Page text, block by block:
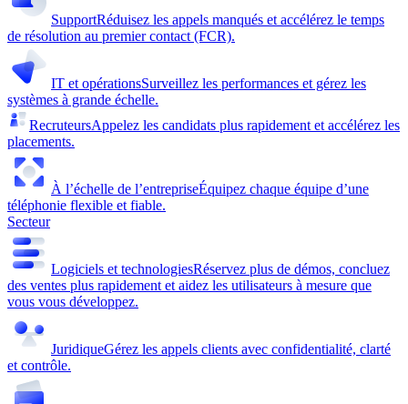
SupportRéduisez les appels manqués et accélérez le temps
de résolution au premier contact (FCR).
IT et opérationsSurveillez les performances et gérez les
systèmes à grande échelle.
RecruteursAppelez les candidats plus rapidement et accélérez les
placements.
À l’échelle de l’entrepriseÉquipez chaque équipe d’une
téléphonie flexible et fiable.
Secteur
Logiciels et technologiesRéservez plus de démos, concluez
des ventes plus rapidement et aidez les utilisateurs à mesure que
vous vous développez.
JuridiqueGérez les appels clients avec confidentialité, clarté
et contrôle.